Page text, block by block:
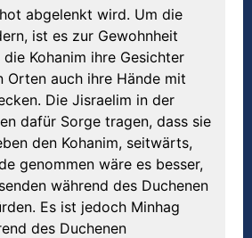
abgelenkt wird. Um die
ist es zur Gewohnheit
Kohanim ihre Gesichter
Orten auch ihre Hände mit
Die Jisraelim in der
dafür Sorge tragen, dass sie
den Kohanim, seitwärts,
genommen wäre es besser,
während des Duchenen
Es ist jedoch Minhag
des Duchenen